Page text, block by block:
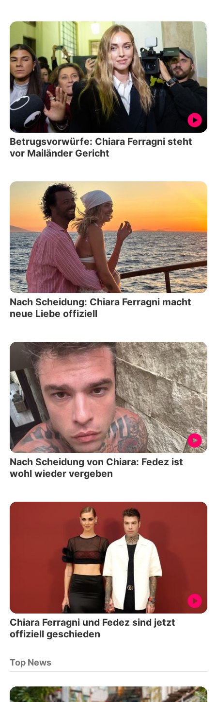
Betrugsvorwürfe: Chiara Ferragni steht
vor Mailänder Gericht
Nach Scheidung: Chiara Ferragni macht
neue Liebe offiziell
Nach Scheidung von Chiara: Fedez ist
wohl wieder vergeben
Chiara Ferragni und Fedez sind jetzt
offiziell geschieden
Top News